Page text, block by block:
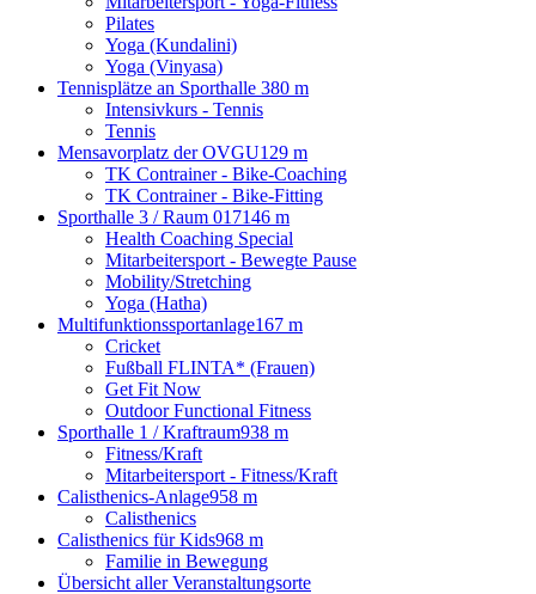
Pilates
Yoga (Kundalini)
Yoga (Vinyasa)
Tennisplätze an Sporthalle 380 m
Intensivkurs - Tennis
Tennis
Mensavorplatz der OVGU129 m
TK Contrainer - Bike-Coaching
TK Contrainer - Bike-Fitting
Sporthalle 3 / Raum 017146 m
Health Coaching Special
Mitarbeitersport - Bewegte Pause
Mobility/Stretching
Yoga (Hatha)
Multifunktionssportanlage167 m
Cricket
Fußball FLINTA* (Frauen)
Get Fit Now
Outdoor Functional Fitness
Sporthalle 1 / Kraftraum938 m
Fitness/Kraft
Mitarbeitersport - Fitness/Kraft
Calisthenics-Anlage958 m
Calisthenics
Calisthenics für Kids968 m
Familie in Bewegung
Übersicht aller Veranstaltungsorte